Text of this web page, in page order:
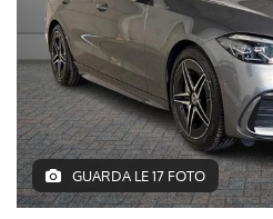
GUARDA LE 17 FOTO